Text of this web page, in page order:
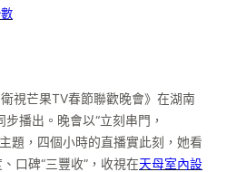
視芒果TV春節聯歡晚會》在湖南
步播出。晚會以“立刻串門，
題，四個小時的直播實此刻，她看
口碑“三豐收”，收視在天母室內設